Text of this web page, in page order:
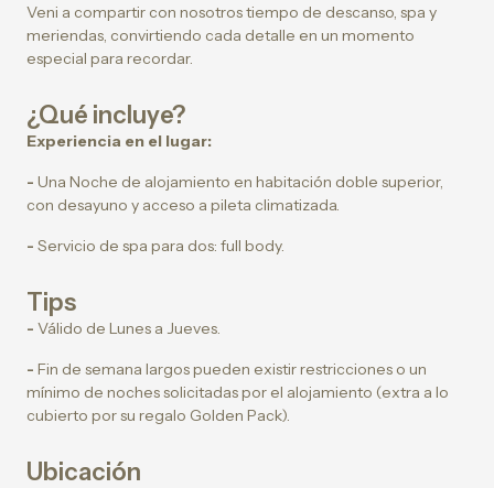
Veni a compartir con nosotros tiempo de descanso, spa y
meriendas, convirtiendo cada detalle en un momento
especial para recordar.
¿Qué incluye?
Experiencia en el lugar:
- Una Noche de alojamiento en habitación doble superior,
con desayuno y acceso a pileta climatizada.
- Servicio de spa para dos: full body.
Tips
- Válido de Lunes a Jueves.
- Fin de semana largos pueden existir restricciones o un
mínimo de noches solicitadas por el alojamiento (extra a lo
cubierto por su regalo Golden Pack).
Ubicación